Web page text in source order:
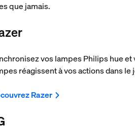
que jamais.
vos lampes Philips hue
réagissent à vos actions dans le
Razer